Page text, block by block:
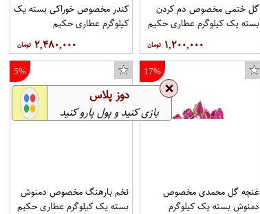
گل ختمی مخصوص دم کردن
بسته یک کیلوگرم عطاری حکیم
۱,۲۰۰,۰۰۰
کندر مخصوص خوراکی بسته یک
کیلوگرم عطاری حکیم
۲,۴۸۰,۰۰۰
17%
غنچه گل محمدی مخصوص
دمنوش بسته یک کیلوگرم
5%
تخم بارهنگ مخصوص دمنوش
بسته یک کیلوگرم عطاری حکیم
❌ دوز پلاس
بازی کنید و پول پارو کنید